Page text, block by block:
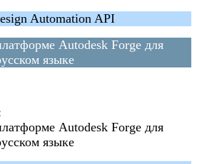
Automation API
Autodesk Forge для
языке
Autodesk Forge для
языке